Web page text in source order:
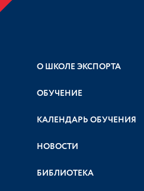
О ШКОЛЕ ЭКСПОРТА
ОБУЧЕНИЕ
КАЛЕНДАРЬ ОБУЧЕНИЯ
НОВОСТИ
БИБЛИОТЕКА